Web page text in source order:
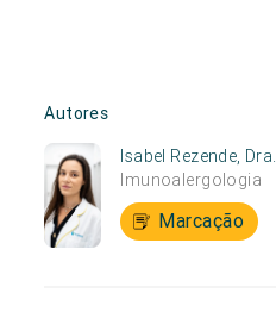
Autores
Isabel Rezende, Dra.
Imunoalergologia
Marcação